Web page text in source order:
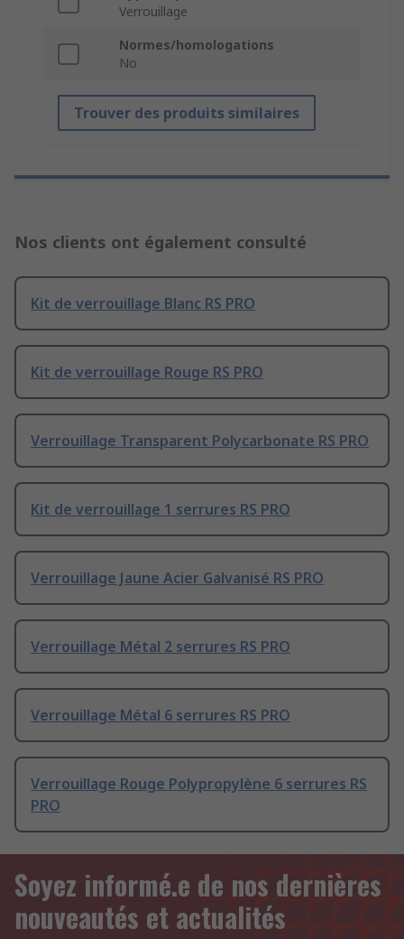
Verrouillage
Normes/homologations
No
Trouver des produits similaires
Nos clients ont également consulté
Kit de verrouillage Blanc RS PRO
Kit de verrouillage Rouge RS PRO
Verrouillage Transparent Polycarbonate RS PRO
Kit de verrouillage 1 serrures RS PRO
Verrouillage Jaune Acier Galvanisé RS PRO
Verrouillage Métal 2 serrures RS PRO
Verrouillage Métal 6 serrures RS PRO
Verrouillage Rouge Polypropylène 6 serrures RS
PRO
Soyez informé.e de nos dernières
nouveautés et actualités